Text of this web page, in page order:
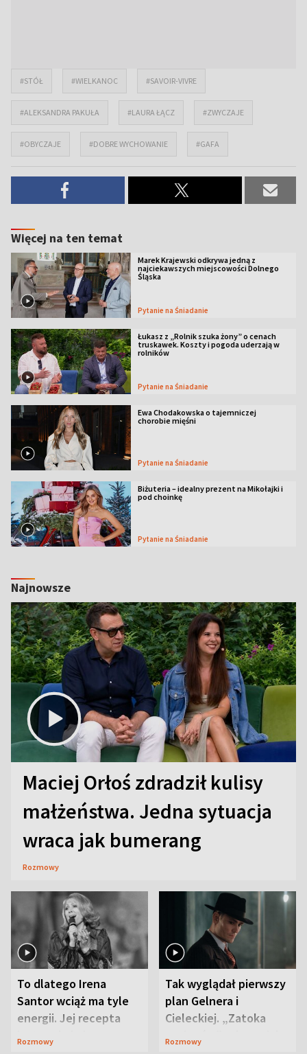
#STÓŁ #WIELKANOC #SAVOIR-VIVRE
#ALEKSANDRA PAKUŁA #LAURA ŁĄCZ #ZWYCZAJE
#OBYCZAJE #DOBRE WYCHOWANIE #GAFA
Więcej na ten temat
Marek Krajewski odkrywa jedną z
najciekawszych miejscowości Dolnego
Śląska
Pytanie na Śniadanie
Łukasz z „Rolnik szuka żony” o cenach
truskawek. Koszty i pogoda uderzają w
rolników
Pytanie na Śniadanie
Ewa Chodakowska o tajemniczej
chorobie mięśni
Pytanie na Śniadanie
Biżuteria – idealny prezent na Mikołajki i
pod choinkę
Pytanie na Śniadanie
Najnowsze
Maciej Orłoś zdradził kulisy
małżeństwa. Jedna sytuacja
wraca jak bumerang
Rozmowy
To dlatego Irena
Santor wciąż ma tyle
energii. Jej recepta
jest zaskakująco
Rozmowy
Tak wyglądał pierwszy
plan Gelnera i
Cieleckiej. „Zatoka
szpiegów” od razu ich
Rozmowy